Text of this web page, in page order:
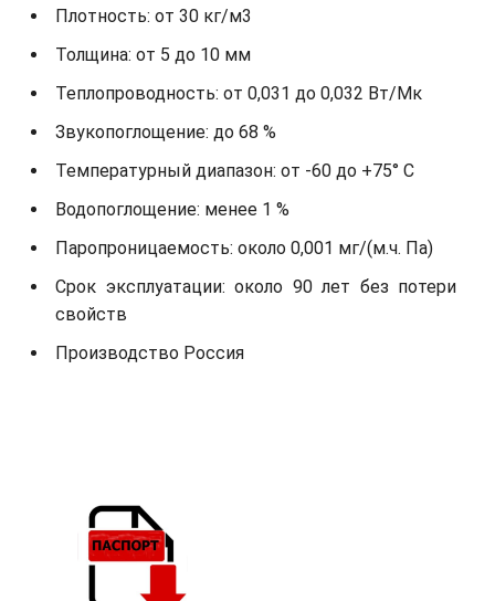
Плотность: от 30 кг/м3
Толщина: от 5 до 10 мм
Теплопроводность: от 0,031 до 0,032 Вт/Мк
Звукопоглощение: до 68 %
Температурный диапазон: от -60 до +75° С
Водопоглощение: менее 1 %
Паропроницаемость: около 0,001 мг/(м.ч. Па)
Срок эксплуатации: около 90 лет без потери
свойств
Производство Россия